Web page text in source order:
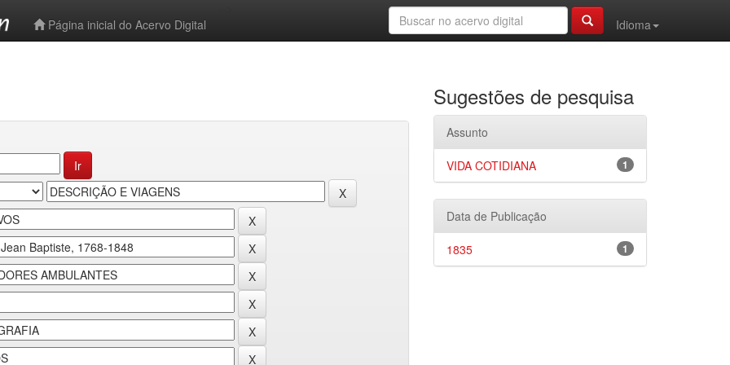
Página inicial do Acervo Digital
Idioma
Sugestões de pesquisa
Assunto
1
VIDA COTIDIANA
Data de Publicação
1
1835